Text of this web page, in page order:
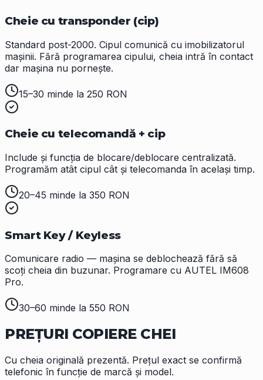
Cheie cu transponder (cip)
Standard post-2000. Cipul comunică cu imobilizatorul
mașinii. Fără programarea cipului, cheia intră în contact
dar mașina nu pornește.
15–30 minde la 250 RON
Cheie cu telecomandă + cip
Include și funcția de blocare/deblocare centralizată.
Programăm atât cipul cât și telecomanda în același timp.
20–45 minde la 350 RON
Smart Key / Keyless
Comunicare radio — mașina se deblochează fără să
scoți cheia din buzunar. Programare cu AUTEL IM608
Pro.
30–60 minde la 550 RON
PREȚURI COPIERE CHEI
Cu cheia originală prezentă. Prețul exact se confirmă
telefonic în funcție de marcă și model.